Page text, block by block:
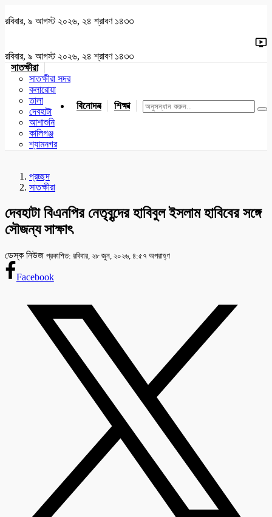
রবিবার, ৯ আগস্ট ২০২৬, ২৪ শ্রাবণ ১৪৩৩
রবিবার, ৯ আগস্ট ২০২৬, ২৪ শ্রাবণ ১৪৩৩
সাতক্ষীরা
সাতক্ষীরা সদর
কলারোয়া
তালা
দেবহাটা
আশাশুনি
কালিগঞ্জ
শ্যামনগর
বিনোদন শিক্ষা খেলাধুলা জাতীয় যশোর
প্রচ্ছদ
সাতক্ষীরা
দেবহাটা বিএনপির নেতৃবৃন্দের হাবিবুল ইসলাম হাবিবের সঙ্গে
সৌজন্য সাক্ষাৎ
ডেস্ক নিউজ প্রকাশিত: রবিবার, ২৮ জুন, ২০২৬, ৪:৫৭ অপরাহ্ণ
Facebook